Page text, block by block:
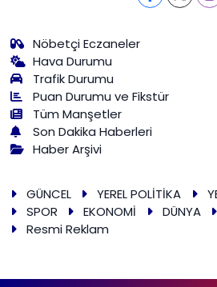
Nöbetçi Eczaneler
Hava Durumu
Trafik Durumu
Puan Durumu ve Fikstür
Tüm Manşetler
Son Dakika Haberleri
Haber Arşivi
GÜNCEL YEREL POLİTİKA
SPOR
EKONOMİ DÜNYA
Resmi Reklam